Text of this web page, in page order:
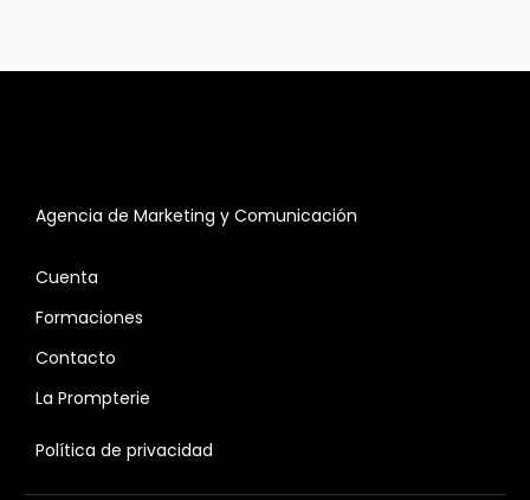
Agencia de Marketing y Comunicación
Cuenta
Formaciones
Contacto
La Prompterie
Política de privacidad